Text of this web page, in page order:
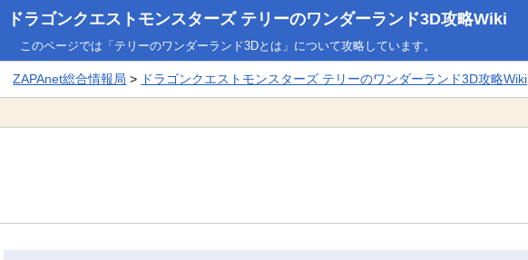
ドラゴンクエストモンスターズ テリーのワンダーランド3D攻略Wiki
このページでは「テリーのワンダーランド3Dとは」について攻略しています。
ZAPAnet総合情報局 > ドラゴンクエストモンスターズ テリーのワンダーランド3D攻略Wiki